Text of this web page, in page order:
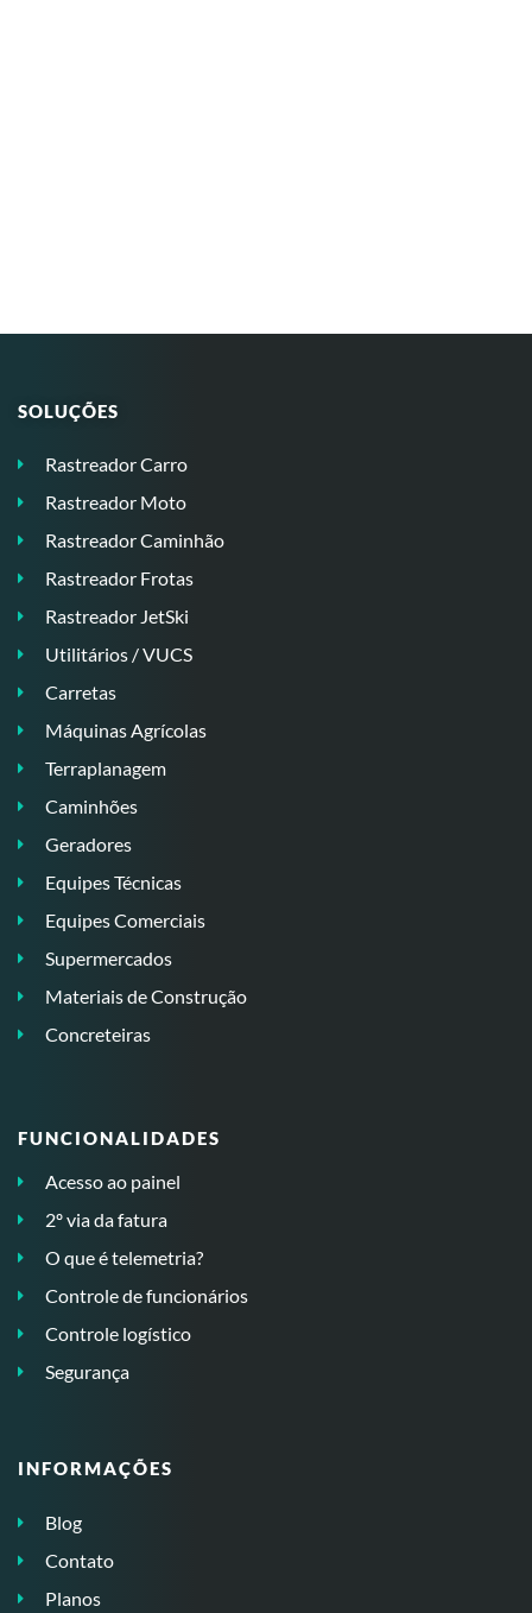
SOLUÇÕES
Rastreador Carro
Rastreador Moto
Rastreador Caminhão
Rastreador Frotas
Rastreador JetSki
Utilitários / VUCS
Carretas
Máquinas Agrícolas
Terraplanagem
Caminhões
Geradores
Equipes Técnicas
Equipes Comerciais
Supermercados
Materiais de Construção
Concreteiras
FUNCIONALIDADES
Acesso ao painel
2º via da fatura
O que é telemetria?
Controle de funcionários
Controle logístico
Segurança
INFORMAÇÕES
Blog
Contato
Planos